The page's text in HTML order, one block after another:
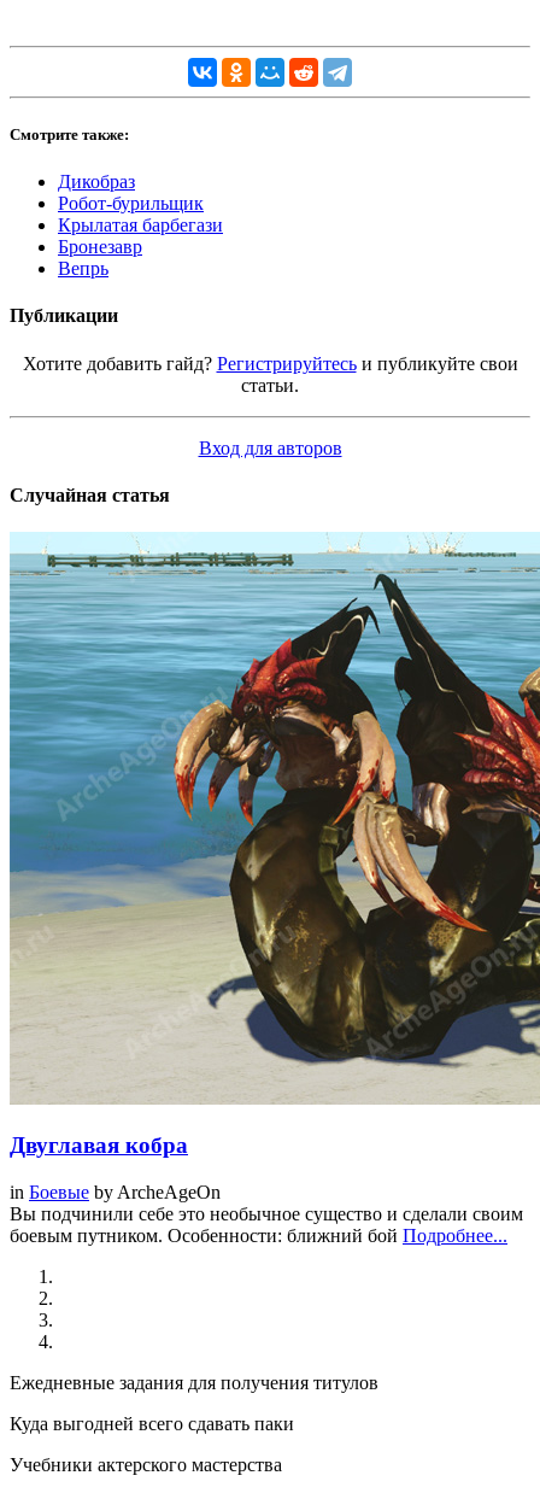
Смотрите также:
Дикобраз
Робот-бурильщик
Крылатая барбегази
Бронезавр
Вепрь
Публикации
Хотите добавить гайд? Регистрируйтесьи публикуйте свои
статьи.
Вход для авторов
Случайная статья
Двуглавая кобра
in Боевые by ArcheAgeOn
Вы подчинили себе это необычное существо и сделали своим
боевым путником. Особенности: ближний бой Подробнее...
Ежедневные задания для получения титулов
Куда выгодней всего сдавать паки
Учебники актерского мастерства